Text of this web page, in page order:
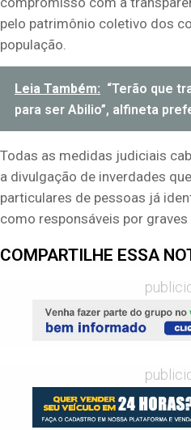
pelo patrimônio coletivo dos
população.
Leia Também: “Terão que
para ser Abilio”, alfineta
Todas as medidas judiciais
a divulgação de inverdades
particulares de pessoas já
como responsáveis por
COMPARTILHE ESSA